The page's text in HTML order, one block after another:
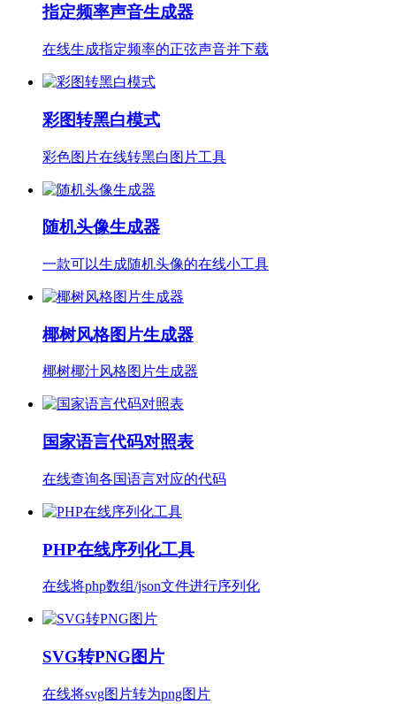
指定频率声音生成器
在线生成指定频率的正弦声音并下载
彩图转黑白模式
彩色图片在线转黑白图片工具
随机头像生成器
一款可以生成随机头像的在线小工具
椰树风格图片生成器
椰树椰汁风格图片生成器
国家语言代码对照表
在线查询各国语言对应的代码
PHP在线序列化工具
在线将php数组/json文件进行序列化
SVG转PNG图片
在线将svg图片转为png图片